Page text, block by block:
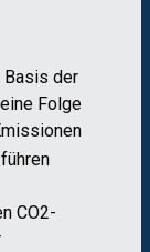
Basis der
Folge
CO2-